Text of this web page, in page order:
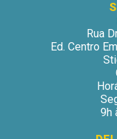
Rua
Ed. Centro
9h